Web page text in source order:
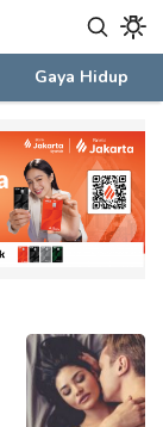
Gaya Hidup